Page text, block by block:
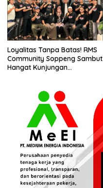
Loyalitas Tanpa Batas! RMS
Community Soppeng Sambut
Hangat Kunjungan